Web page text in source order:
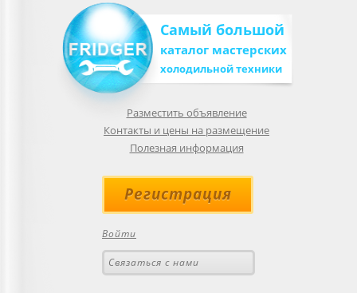
Самый большой
каталог мастерских
холодильной техники
Разместить объявление
Контакты и цены на размещение
Полезная информация
Регистрация
Войти
Связаться с нами